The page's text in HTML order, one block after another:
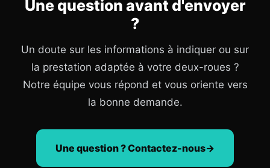
Une question avant d'envoyer
?
Un doute sur les informations à indiquer ou sur
la prestation adaptée à votre deux-roues ?
Notre équipe vous répond et vous oriente vers
la bonne demande.
Une question ? Contactez-nous